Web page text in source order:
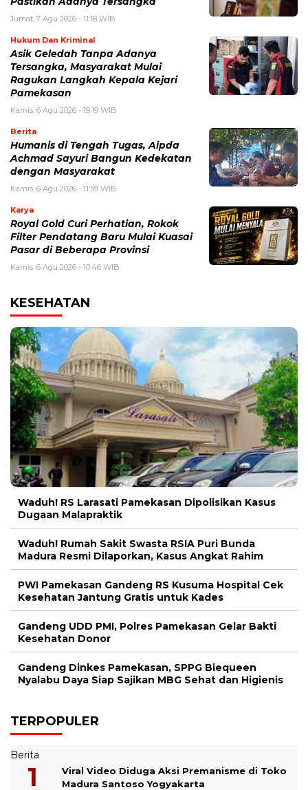
Jumat, 7 Agu 2026 - 11:18 WIB
Hukum Dan Kriminal
Asik Geledah Tanpa Adanya
Tersangka, Masyarakat Mulai
Ragukan Langkah Kepala Kejari
Pamekasan
Kamis, 6 Agu 2026 - 19:19 WIB
Berita
Humanis di Tengah Tugas, Aipda
Achmad Sayuri Bangun Kedekatan
dengan Masyarakat
Kamis, 6 Agu 2026 - 11:59 WIB
Karya
Royal Gold Curi Perhatian, Rokok
Filter Pendatang Baru Mulai Kuasai
Pasar di Beberapa Provinsi
Kamis, 6 Agu 2026 - 10:46 WIB
KESEHATAN
Waduh! RS Larasati Pamekasan Dipolisikan Kasus
Dugaan Malapraktik
Waduh! Rumah Sakit Swasta RSIA Puri Bunda
Madura Resmi Dilaporkan, Kasus Angkat Rahim
PWI Pamekasan Gandeng RS Kusuma Hospital Cek
Kesehatan Jantung Gratis untuk Kades
Gandeng UDD PMI, Polres Pamekasan Gelar Bakti
Kesehatan Donor
Gandeng Dinkes Pamekasan, SPPG Biequeen
Nyalabu Daya Siap Sajikan MBG Sehat dan Higienis
TERPOPULER
Berita
Viral Video Diduga Aksi Premanisme di Toko
Madura Santoso Yogyakarta